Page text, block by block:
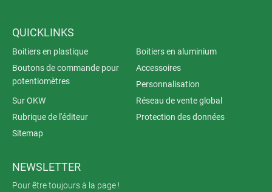
QUICKLINKS
Boitiers en plastique
Boitiers en aluminium
Boutons de commande pour
potentiomètres
Accessoires
Personnalisation
Sur OKW
Réseau de vente global
Rubrique de l'éditeur
Protection des données
Sitemap
NEWSLETTER
Pour être toujours à la page !